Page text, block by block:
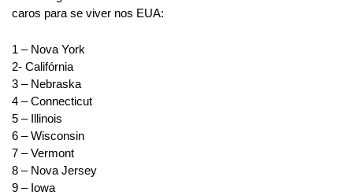
caros para se viver nos EUA:
1 – Nova York
2- Califórnia
3 – Nebraska
4 – Connecticut
5 – Illinois
6 – Wisconsin
7 – Vermont
8 – Nova Jersey
9 – Iowa
user experience.
Customize